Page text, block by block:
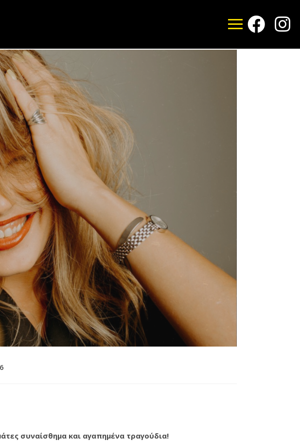
συναίσθημα και αγαπημένα τραγούδια!